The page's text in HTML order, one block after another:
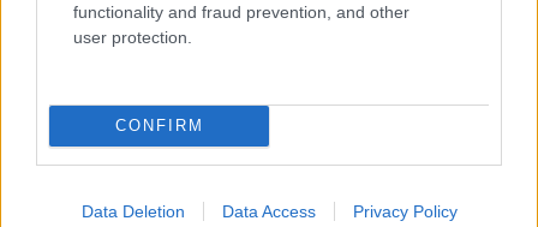
functionality and fraud prevention, and other
user protection.
CONFIRM
Data Deletion Data Access Privacy Policy
Jön még kép!